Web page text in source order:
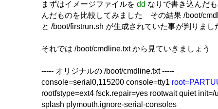
まずはイメージファイルを dd なりで書き込んだ
んだものを比較してみました その結果 /boot/
と /boot/firstrun.sh が生成されていた事が判りまし
それでは /boot/cmdline.txt から見ていきましょう
----- オリジナルの /boot/cmdline.txt -----
console=serial0,115200 console=tty1
rootfstype=ext4 fsck.repair=yes rootwait quiet
splash plymouth.ignore-serial-consoles